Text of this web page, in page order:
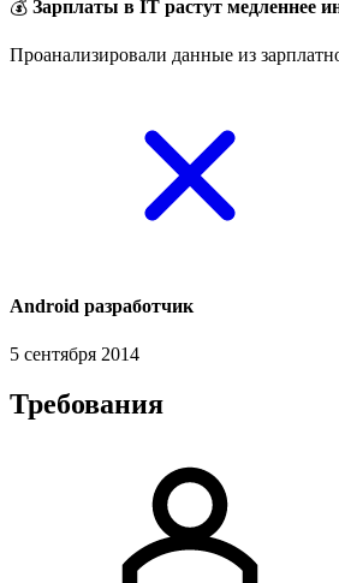
💰 Зарплаты в IT растут медленнее
Проанализировали данные из
Android разработчик
5 сентября 2014
Требования